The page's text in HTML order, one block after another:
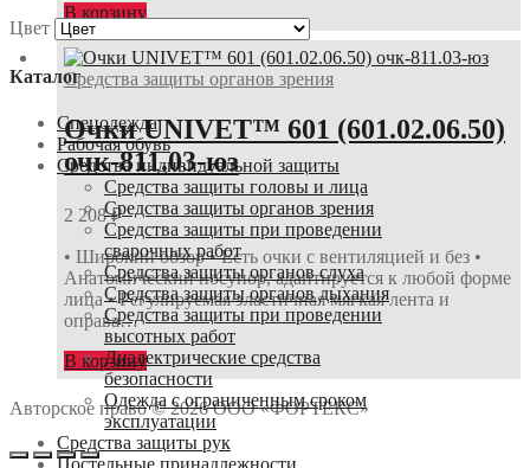
В корзину
Средства защиты органов зрения
Очки UNIVET™ 601 (601.02.06.50)
очк-811.03-юз
2 208₽
• Широкий обзор • Есть очки с вентиляцией и без •
Анатомический носупор, адаптируется к любой форме
лица • Регулируемая эластичная мягкая лента и
оправа…
В корзину
Авторское право © 2026 ООО «ФОРТЕКС»
Цвет
Каталог
Спецодежда
Рабочая обувь
Средства индивидуальной защиты
Средства защиты головы и лица
Средства защиты органов зрения
Средства защиты при проведении
сварочных работ
Средства защиты органов слуха
Средства защиты органов дыхания
Средства защиты при проведении
высотных работ
Диэлектрические средства
безопасности
Одежда с ограниченным сроком
эксплуатации
Средства защиты рук
Постельные принадлежности